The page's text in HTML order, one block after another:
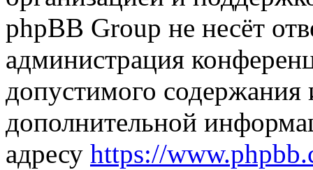
phpBB Group не несёт
администрация
допустимого
дополнительной
адресу https://